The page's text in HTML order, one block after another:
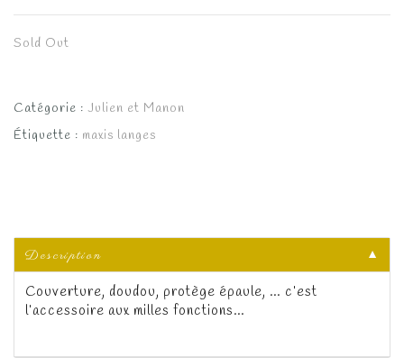
Sold Out
Catégorie : Julien et Manon
Étiquette : maxis langes
Description
▼
Couverture, doudou, protège épaule, … c’est
l’accessoire aux milles fonctions…